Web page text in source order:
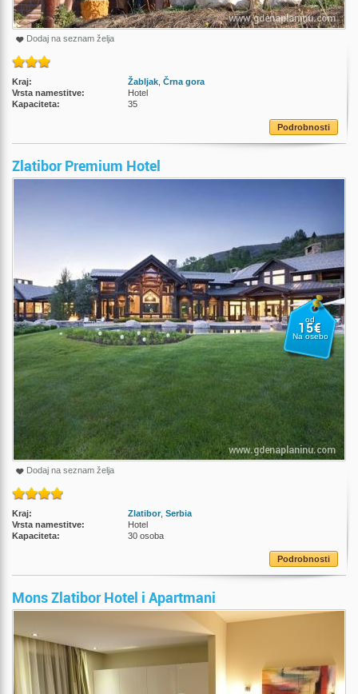
Dodaj na seznam želja
Kraj: Žabljak Črna gora
Vrsta namestitve:
Hotel
Kapaciteta:
35
Podrobnosti
Zlatibor Premium Hotel
Dodaj na seznam želja
od
15€
Na osebo
Kraj: Zlatibor, Serbia
Vrsta namestitve:
Hotel
Kapaciteta:
30 osoba
Podrobnosti
Mons Zlatibor Hotel i Apartmani